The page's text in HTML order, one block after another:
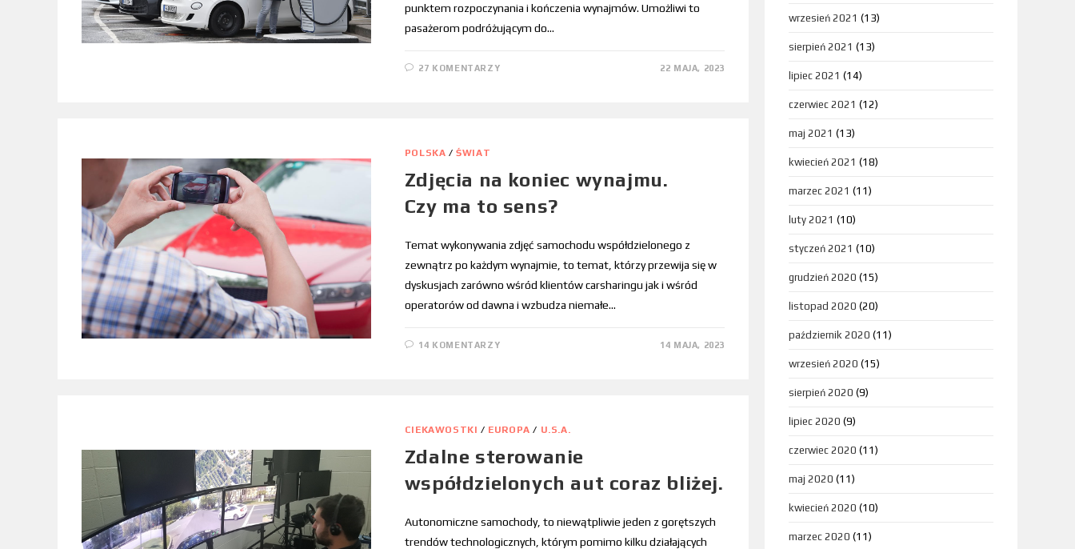
punktem rozpoczynania i kończenia wynajmów. Umożliwi to
pasażerom podróżującym do…
27 KOMENTARZY 22 MAJA, 2023
POLSKA /ŚWIAT
Zdjęcia na koniec wynajmu.
Czy ma to sens?
Temat wykonywania zdjęć samochodu współdzielonego z
zewnątrz po każdym wynajmie, to temat, którzy przewija się w
dyskusjach zarówno wśród klientów carsharingu jak i wśród
operatorów od dawna i wzbudza niemałe…
14 KOMENTARZY 14 MAJA, 2023
CIEKAWOSTKI / EUROPA / U.S.A.
Zdalne sterowanie
współdzielonych aut coraz bliżej.
Autonomiczne samochody, to niewątpliwie jeden z gorętszych
trendów technologicznych, którym pomimo kilku działających
wrzesień 2021 (13)
sierpień 2021 (13)
lipiec 2021 (14)
czerwiec 2021 (12)
maj 2021 (13)
kwiecień 2021 (18)
marzec 2021 (11)
luty 2021 (10)
styczeń 2021 (10)
grudzień 2020 (15)
listopad 2020 (20)
październik 2020 (11)
wrzesień 2020 (15)
sierpień 2020 (9)
lipiec 2020 (9)
czerwiec 2020 (11)
maj 2020 (11)
kwiecień 2020 (10)
marzec 2020 (11)